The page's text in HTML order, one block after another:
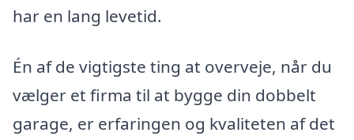
har en lang levetid.
Én af de vigtigste ting at overveje, når du
vælger et firma til at bygge din dobbelt
garage, er erfaringen og kvaliteten af det